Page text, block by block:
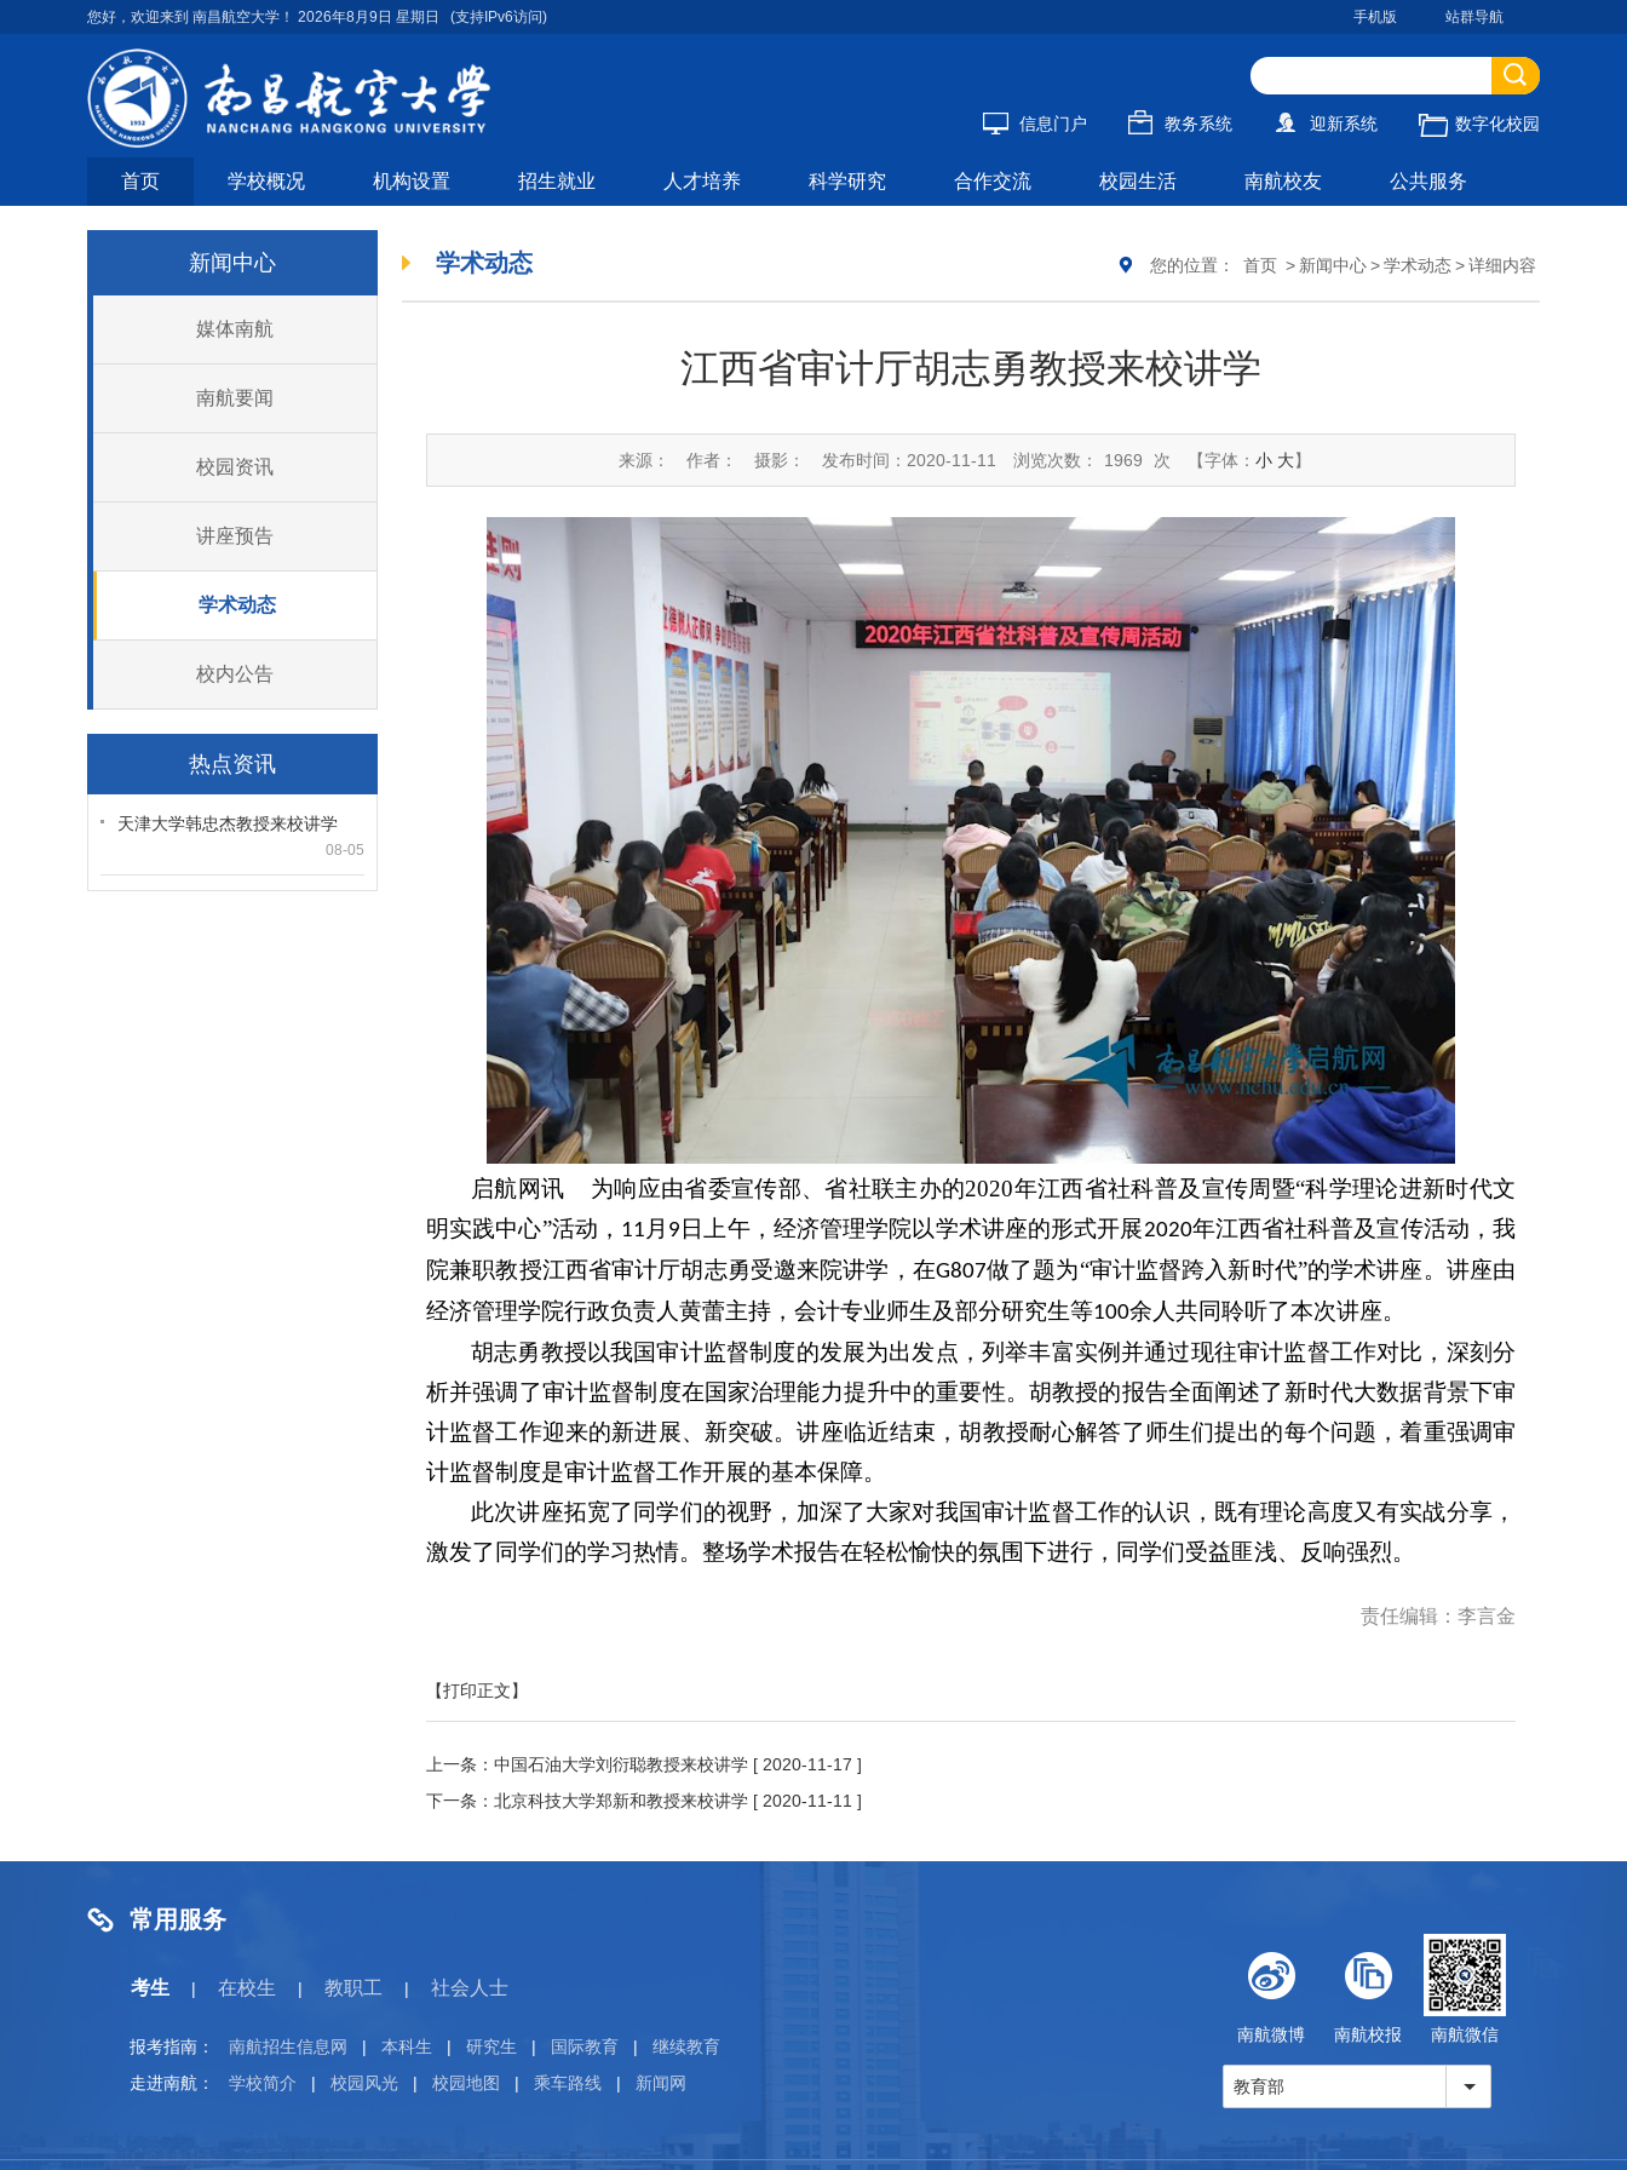
您好，欢迎来到 南昌航空大学！ 2026年8月9日 星期日 (支持IPv6访问) 手机版 站群导航
信息门户 教务系统 迎新系统 数字化校园
首页 学校概况 机构设置 招生就业 人才培养 科学研究 合作交流 校园生活 南航校友 公共服务
新闻中心
媒体南航
南航要闻
校园资讯
讲座预告
学术动态
校内公告
热点资讯
08-05
天津大学韩忠杰教授来校讲学
您的位置： 首页 > 新闻中心>学术动态>详细内容
学术动态
江西省审计厅胡志勇教授来校讲学
来源： 作者： 摄影： 发布时间：2020-11-11 浏览次数： 1969 次 【字体： 小 大】
启航网讯 为响应由省委宣传部、省社联主办的2020年江西省社科普及宣传周暨“科学理论进新时代文
明实践中心”活动， 11 月 9 日上午，经济管理学院以学术讲座的形式开展2020年江西省社科普及宣传活动，我
院兼职教授江西省审计厅胡志勇受邀来院讲学，在G807做了题为“审计监督跨入新时代”的学术讲座。讲座由
经济管理学院行政负责人黄蕾主持，会计专业师生及部分研究生等100余人共同聆听了本次讲座。
胡志勇教授以我国审计监督制度的发展为出发点，列举丰富实例并通过现往审计监督工作对比，深刻分
析并强调了审计监督制度在国家治理能力提升中的重要性。胡教授的报告全面阐述了新时代大数据背景下审
计监督工作迎来的新进展、新突破。讲座临近结束，胡教授耐心解答了师生们提出的每个问题，着重强调审
计监督制度是审计监督工作开展的基本保障。
此次讲座拓宽了同学们的视野，加深了大家对我国审计监督工作的认识，既有理论高度又有实战分享，
激发了同学们的学习热情。整场学术报告在轻松愉快的氛围下进行，同学们受益匪浅、反响强烈。
责任编辑：李言金
【打印正文】
上一条： 中国石油大学刘衍聪教授来校讲学 [ 2020-11-17 ]
下一条： 北京科技大学郑新和教授来校讲学 [ 2020-11-11 ]
常用服务
考生 | 在校生 | 教职工 | 社会人士
报考指南： 南航招生信息网 | 本科生 | 研究生 | 国际教育 |
继续教育
走进南航：
学校简介 | 校园风光 | 校园地图 | 乘车路线 | 新闻网
南航微博 南航校报 南航微信
教育部